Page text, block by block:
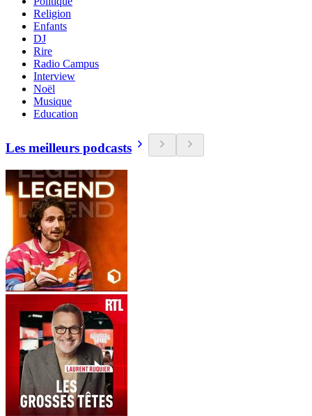
Religion
Enfants
DJ
Rire
Radio Campus
Interview
Noël
Musique
Education
Les meilleurs podcasts